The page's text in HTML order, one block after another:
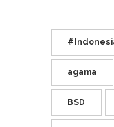
agama
BSD